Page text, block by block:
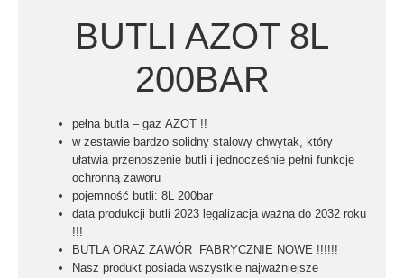
BUTLI AZOT 8L
200BAR
pełna butla – gaz AZOT !!
w zestawie bardzo solidny stalowy chwytak, który
ułatwia przenoszenie butli i jednocześnie pełni funkcje
ochronną zaworu
pojemność butli: 8L 200bar
data produkcji butli 2023 legalizacja ważna do 2032 roku
!!!
BUTLA ORAZ ZAWÓR FABRYCZNIE NOWE !!!!!!
Nasz produkt posiada wszystkie najważniejsze